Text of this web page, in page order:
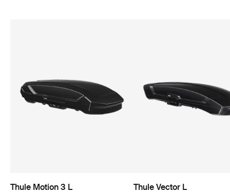
Thule Motion 3 L
Thule Vector L